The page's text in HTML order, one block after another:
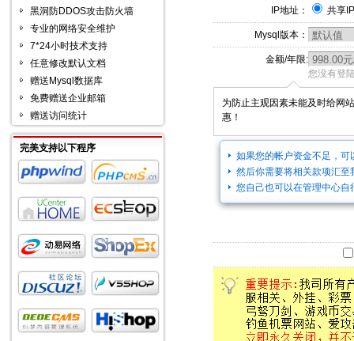
黑洞防DDOS攻击防火墙
专业的网络安全维护
7*24小时技术支持
任意修改默认文档
赠送Mysql数据库
免费赠送企业邮箱
赠送访问统计
完美支持以下程序
IP地址： 共享IP
Mysql版本：
金额/年限:
您没有登
为防止主观因素未能及时给网
惠！
如果您的帐户资金不足，
然后你需要将相关款项汇
您自己也可以在管理中心